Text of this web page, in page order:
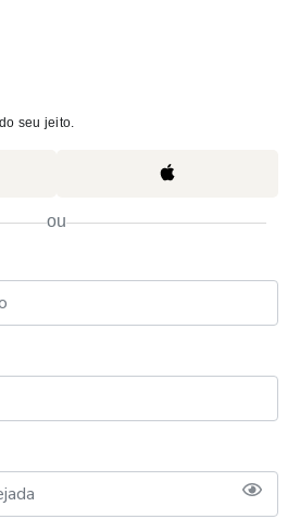
seu jeito.
ou